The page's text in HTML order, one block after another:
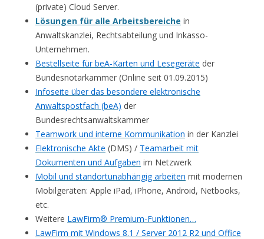
(private) Cloud Server.
Lösungen für alle Arbeitsbereiche in
Anwaltskanzlei, Rechtsabteilung und Inkasso-
Unternehmen.
Bestellseite für beA-Karten und Lesegeräte der
Bundesnotarkammer (Online seit 01.09.2015)
Infoseite über das besondere elektronische
Anwaltspostfach (beA) der
Bundesrechtsanwaltskammer
Teamwork und interne Kommunikation in der Kanzlei
Elektronische Akte (DMS) / Teamarbeit mit
Dokumenten und Aufgaben im Netzwerk
Mobil und standortunabhängig arbeiten mit modernen
Mobilgeräten: Apple iPad, iPhone, Android, Netbooks,
etc.
Weitere LawFirm® Premium-Funktionen…
LawFirm mit Windows 8.1 / Server 2012 R2 und Office